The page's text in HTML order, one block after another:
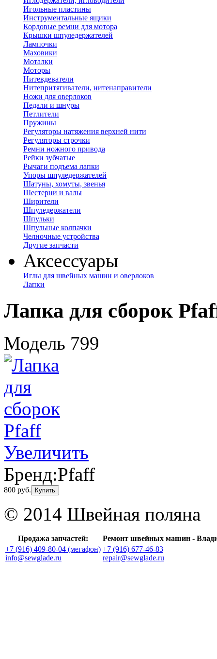
Игольные пластины
Инструментальные ящики
Кордовые ремни для мотора
Крышки шпуледержателей
Лампочки
Маховики
Моталки
Моторы
Нитевдеватели
Нитепритягиватели, нитенаправители
Ножи для оверлоков
Педали и шнуры
Петлители
Пружины
Регуляторы натяжения верхней нити
Регуляторы строчки
Ремни ножного привода
Рейки зубчатые
Рычаги подъема лапки
Упоры шпуледержателей
Шатуны, хомуты, звенья
Шестерни и валы
Ширители
Шпуледержатели
Шпульки
Шпульные колпачки
Челночные устройства
Другие запчасти
Аксессуары
Иглы для швейных машин и оверлоков
Лапки
Лапка для сборок
Модель 799
Увеличить
Бренд:Pfaff
800 руб. Купить
© 2014 Швейная поляна
Продажа запчастей:
Ремонт швейных машин -
+7 (916) 409-80-04 (мегафон)
info@sewglade.ru
+7 (916) 677-46-83
repair@sewglade.ru